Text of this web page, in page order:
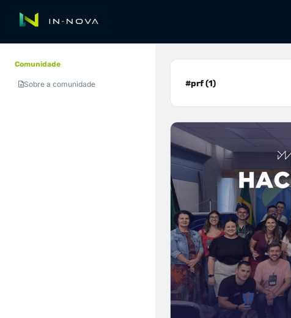
Comunidade
Sobre a comunidade #prf (1)